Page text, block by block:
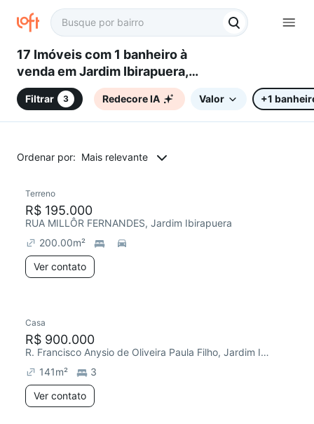
17 Imóveis com 1 banheiro à
venda em Jardim Ibirapuera,
Campinas, SP
Filtrar 3 Redecore IA Valor +1
Ordenar por: Mais relevante
Terreno
R$ 195.000
RUA MILLÔR FERNANDES, Jardim Ibirapuera
200.00m²
Ver contato
Casa
R$ 900.000
R. Francisco Anysio de Oliveira Paula Filho, Jardim Ibirapuera
141m²
3
Ver contato